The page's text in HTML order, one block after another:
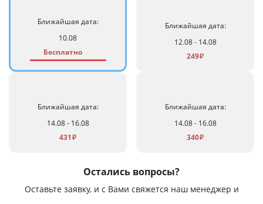
Ближайшая дата:
10.08
Бесплатно
Ближайшая дата:
12.08 - 14.08
249₽
Ближайшая дата:
14.08 - 16.08
431 ₽
Ближайшая дата:
14.08 - 16.08
340₽
Остались вопросы?
Оставьте заявку, и с Вами свяжется наш менеджер и